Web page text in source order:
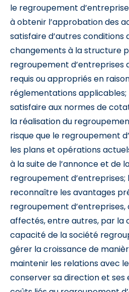
le regroupement
à obtenir l’approbation des
satisfaire d’autres conditions
changements à la structure
regroupement d’entreprises
requis ou appropriés en
réglementations
satisfaire aux normes de
la réalisation du
risque que le regroupement
les plans et opérations
à la suite de l’annonce et de
regroupement
reconnaître les avantages
regroupement
affectés, entre autres, par la
capacité de la société
gérer la croissance de
maintenir les relations avec
conserver sa direction et ses